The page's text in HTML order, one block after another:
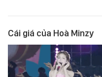
Cái giá của Hoà Minzy